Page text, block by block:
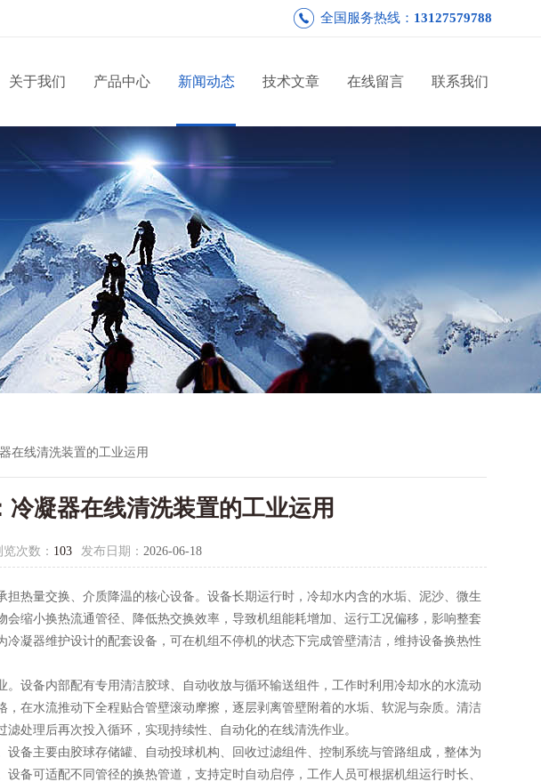
全国服务热线： 13127579788
关于我们 产品中心 新闻动态 技术文章 在线留言 联系我们
在线清洗装置的工业运用
冷凝器在线清洗装置的工业运用
览次数： 103 发布日期： 2026-06-18
量交换、介质降温的核心设备。设备长期运行时，冷却水内含的水垢、泥沙、微生
缩小换热流通管径、降低热交换效率，导致机组能耗增加、运行工况偏移，影响整套
冷凝器维护设计的配套设备，可在机组不停机的状态下完成管壁清洁，维持设备换热性
。设备内部配有专用清洁胶球、自动收放与循环输送组件，工作时利用冷却水的水流动
在水流推动下全程贴合管壁滚动摩擦，逐层剥离管壁附着的水垢、软泥与杂质。清洁
处理后再次投入循环，实现持续性、自动化的在线清洗作业。
主要由胶球存储罐、自动投球机构、回收过滤组件、控制系统与管路组成，整体为
备可适配不同管径的换热管道，支持定时自动启停，工作人员可根据机组运行时长、